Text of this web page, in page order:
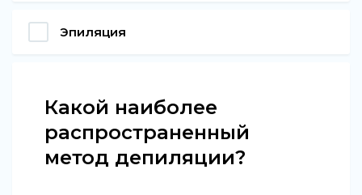
Эпиляция
Какой наиболее
распространенный
метод депиляции?